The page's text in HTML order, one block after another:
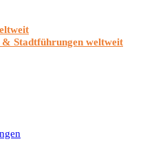
& Stadtführungen weltweit